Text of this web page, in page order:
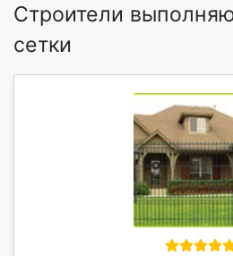
Строители
сетки